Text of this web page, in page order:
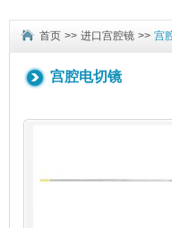
首页 >> 进口宫腔镜 >> 宫
宫腔电切镜